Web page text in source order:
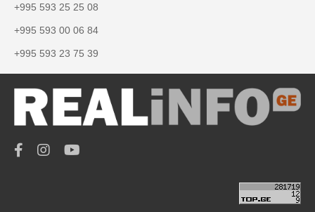
+995 593 25 25 08
+995 593 00 06 84
+995 593 23 75 39